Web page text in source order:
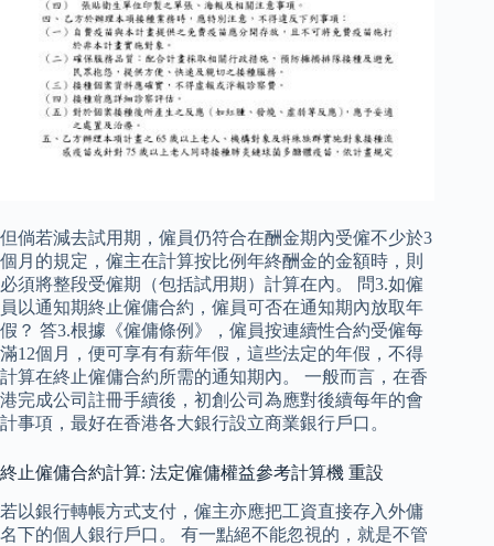
但倘若減去試用期，僱員仍符合在酬金期內受僱不少於3
個月的規定，僱主在計算按比例年終酬金的金額時，則
必須將整段受僱期（包括試用期）計算在內。 問3.如僱
員以通知期終止僱傭合約，僱員可否在通知期內放取年
假？ 答3.根據《僱傭條例》，僱員按連續性合約受僱每
滿12個月，便可享有有薪年假，這些法定的年假，不得
計算在終止僱傭合約所需的通知期內。 一般而言，在香
港完成公司註冊手續後，初創公司為應對後續每年的會
計事項，最好在香港各大銀行設立商業銀行戶口。
終止僱傭合約計算: 法定僱傭權益參考計算機 重設
若以銀行轉帳方式支付，僱主亦應把工資直接存入外傭
名下的個人銀行戶口。 有一點絕不能忽視的，就是不管